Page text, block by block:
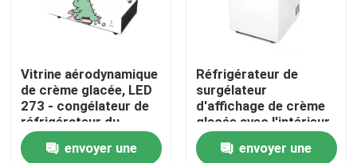
Contrôle de qualité
Contactez-nous
Vitrine aérodynamique
de crème glacée, LED
273 - congélateur de
réfrigérateur du
coffre 645L
envoyer une
Réfrigérateur de
surgélateur
d'affichage de crème
glacée avec l'intérieur
de lumière de LED et
d'acier inoxydable
envoyer une